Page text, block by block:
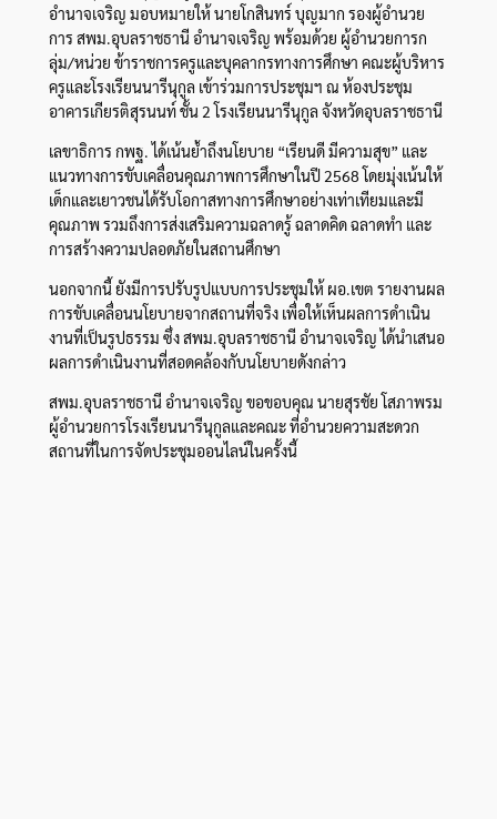
อำนาจเจริญ มอบหมายให้ นายโกสินทร์ บุญมาก รองผู้อำนวย
การ สพม.อุบลราชธานี อำนาจเจริญ พร้อมด้วย ผู้อำนวยการก
ลุ่ม/หน่วย ข้าราชการครูและบุคลากรทางการศึกษา คณะผู้บริหาร
ครูและโรงเรียนนารีนุกูล เข้าร่วมการประชุมฯ ณ ห้องประชุม
อาคารเกียรติสุรนนท์ ชั้น 2 โรงเรียนนารีนุกูล จังหวัดอุบลราชธานี
เลขาธิการ กพฐ. ได้เน้นย้ำถึงนโยบาย “เรียนดี มีความสุข” และ
แนวทางการขับเคลื่อนคุณภาพการศึกษาในปี 2568 โดยมุ่งเน้นให้
เด็กและเยาวชนได้รับโอกาสทางการศึกษาอย่างเท่าเทียมและมี
คุณภาพ รวมถึงการส่งเสริมความฉลาดรู้ ฉลาดคิด ฉลาดทำ และ
การสร้างความปลอดภัยในสถานศึกษา
นอกจากนี้ ยังมีการปรับรูปแบบการประชุมให้ ผอ.เขต รายงานผล
การขับเคลื่อนนโยบายจากสถานที่จริง เพื่อให้เห็นผลการดำเนิน
งานที่เป็นรูปธรรม ซึ่ง สพม.อุบลราชธานี อำนาจเจริญ ได้นำเสนอ
ผลการดำเนินงานที่สอดคล้องกับนโยบายดังกล่าว
สพม.อุบลราชธานี อำนาจเจริญ ขอขอบคุณ นายสุรชัย โสภาพรม
ผู้อำนวยการโรงเรียนนารีนุกูลและคณะ ที่อำนวยความสะดวก
สถานที่ในการจัดประชุมออนไลน์ในครั้งนี้